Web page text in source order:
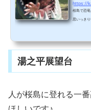
https://
桜島で恐
思いっき
れて行っ
湯之平展望台
人が桜島に登れる一